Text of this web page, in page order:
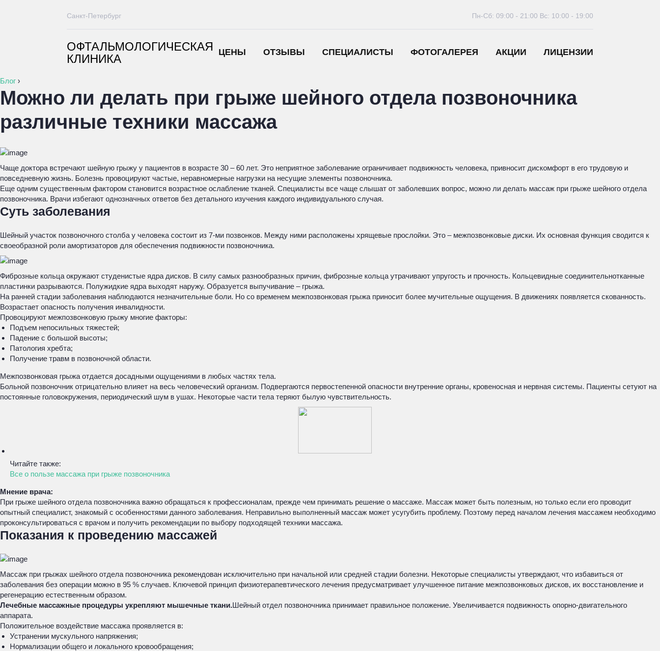
ОФТАЛЬМОЛОГИЧЕСКАЯ
КЛИНИКА
ЦЕНЫ ОТЗЫВЫ СПЕЦИАЛИСТЫ ФОТОГАЛЕРЕЯ АКЦИИ ЛИЦЕНЗИИ
Санкт-Петербург Пн-Сб: 09:00 - 21:00 Вс: 10:00 - 19:00
Блог ›
Можно ли делать при грыже шейного отдела позвоночника
различные техники массажа
Чаще доктора встречают шейную грыжу у пациентов в возрасте 30 – 60 лет. Это неприятное заболевание ограничивает подвижность человека, привносит дискомфорт в его трудовую и
повседневную жизнь. Болезнь провоцируют частые, неравномерные нагрузки на несущие элементы позвоночника.
Еще одним существенным фактором становится возрастное ослабление тканей. Специалисты все чаще слышат от заболевших вопрос, можно ли делать массаж при грыже шейного отдела
позвоночника. Врачи избегают однозначных ответов без детального изучения каждого индивидуального случая.
Суть заболевания
Шейный участок позвоночного столба у человека состоит из 7-ми позвонков. Между ними расположены хрящевые прослойки. Это – межпозвонковые диски. Их основная функция сводится к
своеобразной роли амортизаторов для обеспечения подвижности позвоночника.
Фиброзные кольца окружают студенистые ядра дисков. В силу самых разнообразных причин, фиброзные кольца утрачивают упругость и прочность. Кольцевидные соединительнотканные
пластинки разрываются. Полужидкие ядра выходят наружу. Образуется выпучивание – грыжа.
На ранней стадии заболевания наблюдаются незначительные боли. Но со временем межпозвонковая грыжа приносит более мучительные ощущения. В движениях появляется скованность.
Возрастает опасность получения инвалидности.
Провоцируют межпозвонковую грыжу многие факторы:
Подъем непосильных тяжестей;
Падение с большой высоты;
Патология хребта;
Получение травм в позвоночной области.
Межпозвонковая грыжа отдается досадными ощущениями в любых частях тела.
Больной позвоночник отрицательно влияет на весь человеческий организм. Подвергаются первостепенной опасности внутренние органы, кровеносная и нервная системы. Пациенты сетуют на
постоянные головокружения, периодический шум в ушах. Некоторые части тела теряют былую чувствительность.
Читайте также:
Все о пользе массажа при грыже позвоночника
Мнение врача:
При грыже шейного отдела позвоночника важно обращаться к профессионалам, прежде чем принимать решение о массаже. Массаж может быть полезным, но только если его проводит
опытный специалист, знакомый с особенностями данного заболевания. Неправильно выполненный массаж может усугубить проблему. Поэтому перед началом лечения массажем необходимо
проконсультироваться с врачом и получить рекомендации по выбору подходящей техники массажа.
Показания к проведению массажей
Массаж при грыжах шейного отдела позвоночника рекомендован исключительно при начальной или средней стадии болезни. Некоторые специалисты утверждают, что избавиться от
заболевания без операции можно в 95 % случаев. Ключевой принцип физиотерапевтического лечения предусматривает улучшенное питание межпозвонковых дисков, их восстановление и
регенерацию естественным образом.
Лечебные массажные процедуры укрепляют мышечные ткани.Шейный отдел позвоночника принимает правильное положение. Увеличивается подвижность опорно-двигательного
аппарата.
Положительное воздействие массажа проявляется в:
Устранении мускульного напряжения;
Нормализации общего и локального кровообращения;